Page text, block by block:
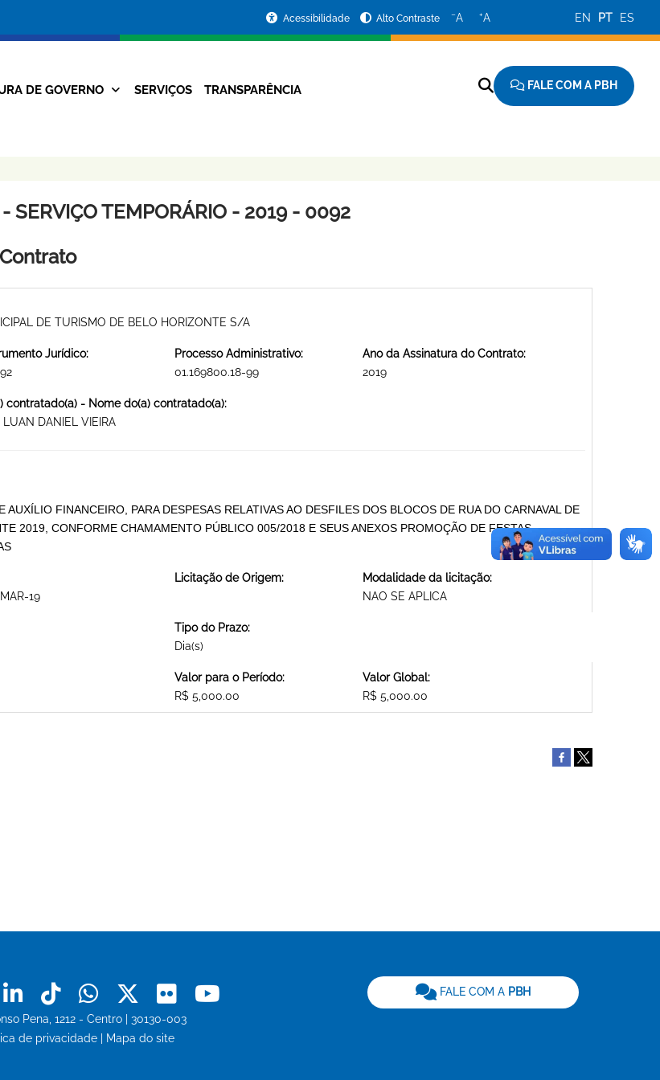
da
Prefeitura
Acessibilidade Alto Contraste −A +A EN PT ES
Navegação
DE GOVERNO SERVIÇOS TRANSPARÊNCIA FALE COM A PBH
SERVIÇO TEMPORÁRIO - 2019 - 0092
DE TURISMO DE BELO HORIZONTE S/A
Jurídico:
Processo Administrativo:
01.169800.18-99
Ano da Assinatura do Contrato:
2019
contratado(a) - Nome do(a) contratado(a):
DANIEL VIEIRA
AUXÍLIO FINANCEIRO, PARA DESPESAS RELATIVAS AO DESFILES DOS BLOCOS DE RUA DO CARNAVAL DE
2019, CONFORME CHAMAMENTO PÚBLICO 005/2018 E SEUS ANEXOS PROMOÇÃO DE FESTAS
19
Licitação de Origem:
Modalidade da licitação:
NAO SE APLICA
Tipo do Prazo:
Dia(s)
Valor para o Período:
R$ 5,000.00
Valor Global:
R$ 5,000.00
Instagram
LinkedinTiktokWhatsapp
X Flickr
Pena, 1212 - Centro | 30130-003
de privacidade
Mapa do site
FALE COM A PBH